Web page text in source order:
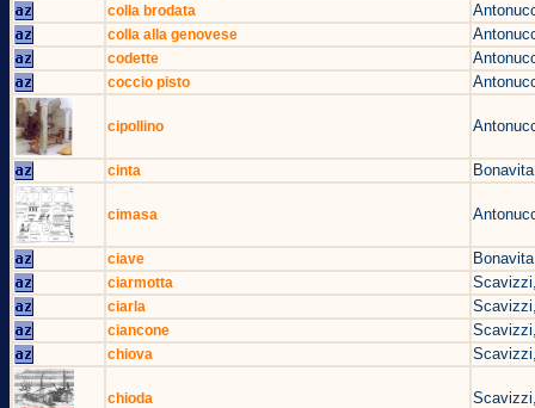
colla brodata
colla alla genovese
codette
coccio pisto
cipollino
cinta
cimasa
ciave
ciarmotta
ciarla
ciancone
chiova
chioda